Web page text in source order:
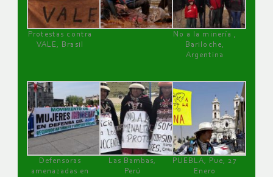
Protestas contra
VALE, Brasil
No a la minería ,
Bariloche,
Argentina
Defensoras
amenazadas en
Las Bambas,
Perú
PUEBLA, Pue, 27
Enero